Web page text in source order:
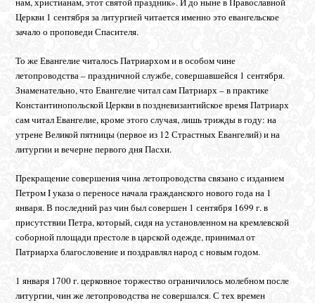
Церкви 1 сентября за литургией читается именно это евангельское
зачало о проповеди Спасителя.
То же Евангелие читалось Патриархом и в особом чине
летопроводства – праздничной службе, совершавшейся 1 сентября.
Знаменательно, что Евангелие читал сам Патриарх – в практике
Константинопольской Церкви в поздневизантийское время Патриарх
сам читал Евангелие, кроме этого случая, лишь трижды в году: на
утрене Великой пятницы (первое из 12 Страстных Евангелий) и на
литургии и вечерне первого дня Пасхи.
Прекращение совершения чина летопроводства связано с изданием
Петром I указа о переносе начала гражданского нового года на 1
января. В последний раз чин был совершен 1 сентября 1699 г. в
присутствии Петра, который, сидя на установленном на кремлевской
соборной площади престоле в царской одежде, принимал от
Патриарха благословение и поздравлял народ с новым годом.
1 января 1700 г. церковное торжество ограничилось молебном после
литургии, чин же летопроводства не совершался. С тех времен